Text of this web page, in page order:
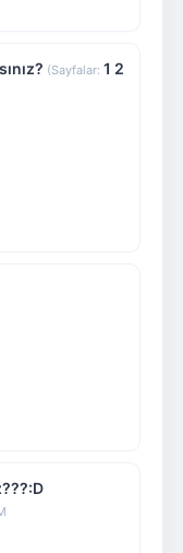
(Sayfalar: 1 2